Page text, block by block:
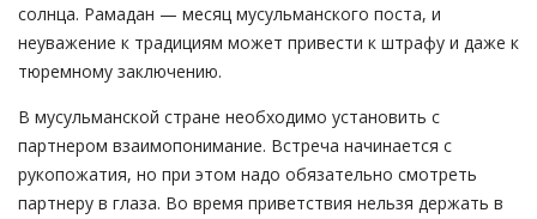
солнца. Рамадан — месяц мусульманского поста, и
неуважение к традициям может привести к штрафу и даже к
тюремному заключению.
В мусульманской стране необходимо установить с
партнером взаимопонимание. Встреча начинается с
рукопожатия, но при этом надо обязательно смотреть
партнеру в глаза. Во время приветствия нельзя держать в